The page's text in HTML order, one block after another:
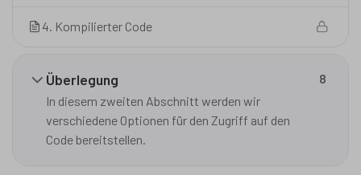
4. Kompilierter Code
Überlegung
In diesem zweiten Abschnitt werden wir
verschiedene Optionen für den Zugriff auf den
Code bereitstellen.
8